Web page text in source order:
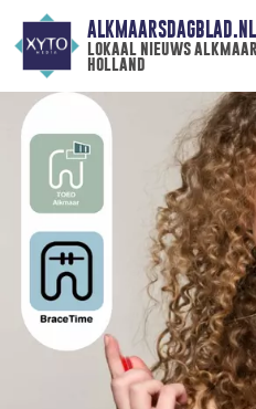
ALKMAARSDAGBLAD.NL
lokaal nieuws
holland